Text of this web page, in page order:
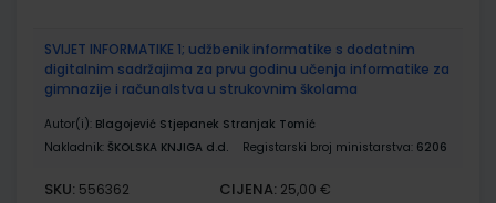
SVIJET INFORMATIKE 1; udžbenik informatike s dodatnim
digitalnim sadržajima za prvu godinu učenja informatike za
gimnazije i računalstva u strukovnim školama
Autor(i): Blagojević Stjepanek Stranjak Tomić
Nakladnik: ŠKOLSKA KNJIGA d.d. Registarski broj ministarstva: 6206
SKU: 556362 CIJENA: 25,00 €